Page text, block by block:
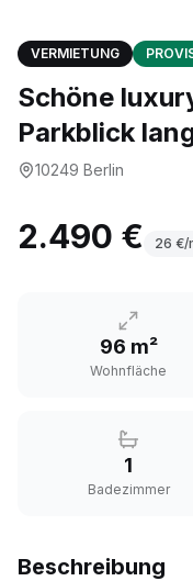
VERMIETUNG
Schöne
Parkblick
10249 Berlin
2.490 € 26 €/
96 m²
Wohnfläche
1
Badezimmer
Beschreibung